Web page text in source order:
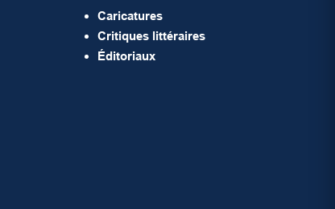
Caricatures
Critiques littéraires
Éditoriaux